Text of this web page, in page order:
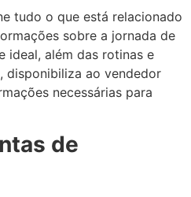
tudo o que está relacionado
sobre a jornada de
ideal, além das rotinas e
disponibiliza ao vendedor
necessárias para
de